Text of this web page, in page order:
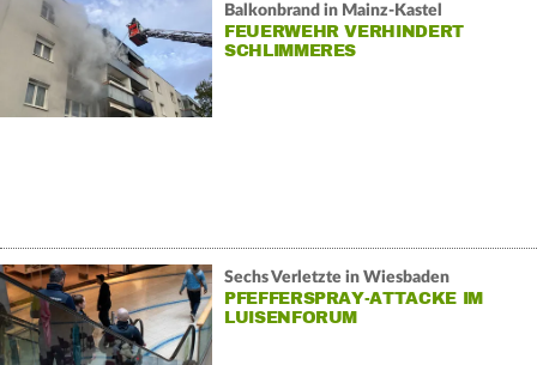
Balkonbrand in Mainz-Kastel
FEUERWEHR VERHINDERT
SCHLIMMERES
Sechs Verletzte in Wiesbaden
PFEFFERSPRAY-ATTACKE IM
LUISENFORUM